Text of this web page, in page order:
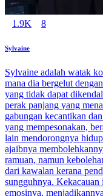
1.9K 8
Sylvaine
Sylvaine adalah watak
mana dia bergelut
yang tidak dapat
perak panjang yang
gabungan kecantikan
yang mempesonakan,
lain mendorongnya
ajaibnya
ramuan, namun
dari kawalan kerana
sungguhnya. Kekacauan
emosinya,